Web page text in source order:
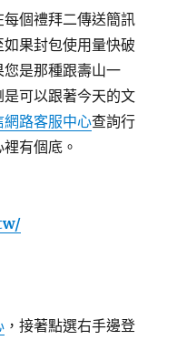
個禮拜二傳送簡訊
果封包使用量快破
是那種跟壽山一
可以跟著今天的文
網路客服中心查詢行
有個底。
，接著點選右手邊登